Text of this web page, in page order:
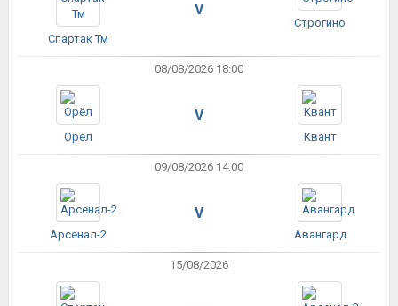
Спартак Тм
V
Строгино
08/08/2026 18:00
Орёл
V
Квант
09/08/2026 14:00
Арсенал-2
V
Авангард
15/08/2026